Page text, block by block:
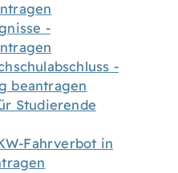
-
-
beantragen
Studierende
Fahrverbot in